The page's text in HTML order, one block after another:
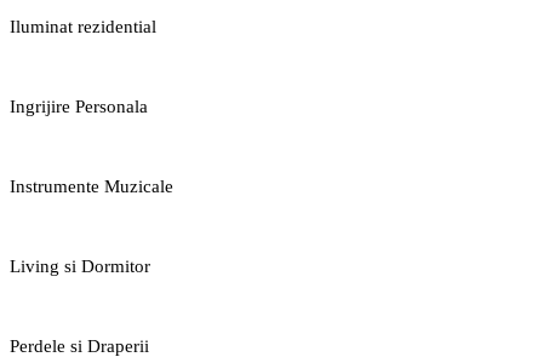
Iluminat rezidential
Ingrijire Personala
Instrumente Muzicale
Living si Dormitor
Perdele si Draperii